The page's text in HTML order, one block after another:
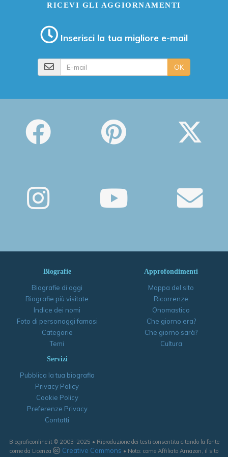
RICEVI GLI AGGIORNAMENTI
Inserisci la tua migliore e-mail
OK
Biografie
Biografie di oggi
Biografie più visitate
Indice dei nomi
Foto di personaggi famosi
Categorie
Temi
Approfondimenti
Mappa del sito
Ricorrenze
Onomastico
Che giorno era?
Che giorno sarà?
Cultura
Servizi
Pubblica la tua biografia
Privacy Policy
Cookie Policy
Preferenze Privacy
Contatti
Biografieonline.it © 2003-2025 • Riproduzione dei testi consentita citando la fonte
come da Licenza
Creative Commons • Nota: come Affiliato Amazon, il sito